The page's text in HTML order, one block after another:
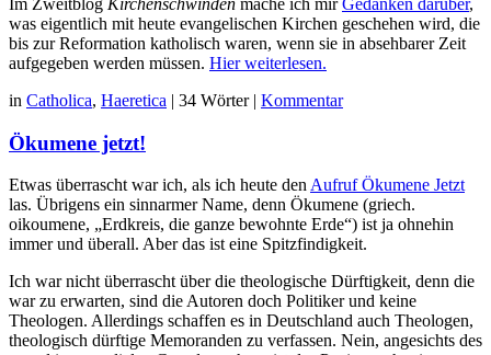
Im Zweitblog Kirchenschwinden mache ich mirGedanken darüber,
was eigentlich mit heute evangelischen Kirchen geschehen wird, die
bis zur Reformation katholisch waren, wenn sie in absehbarer Zeit
aufgegeben werden müssen. Hier weiterlesen.
in Catholica, Haeretica | 34 Wörter | Kommentar
Ökumene jetzt!
Etwas überrascht war ich, als ich heute denAufruf Ökumene Jetzt
las. Übrigens ein sinnarmer Name, denn Ökumene (griech.
oikoumene, „Erdkreis, die ganze bewohnte Erde“) ist ja ohnehin
immer und überall. Aber das ist eine Spitzfindigkeit.
Ich war nicht überrascht über die theologische Dürftigkeit, denn die
war zu erwarten, sind die Autoren doch Politiker und keine
Theologen. Allerdings schaffen es in Deutschland auch Theologen,
theologisch dürftige Memoranden zu verfassen. Nein, angesichts des